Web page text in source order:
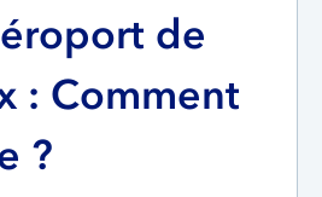
de
: Comment
?